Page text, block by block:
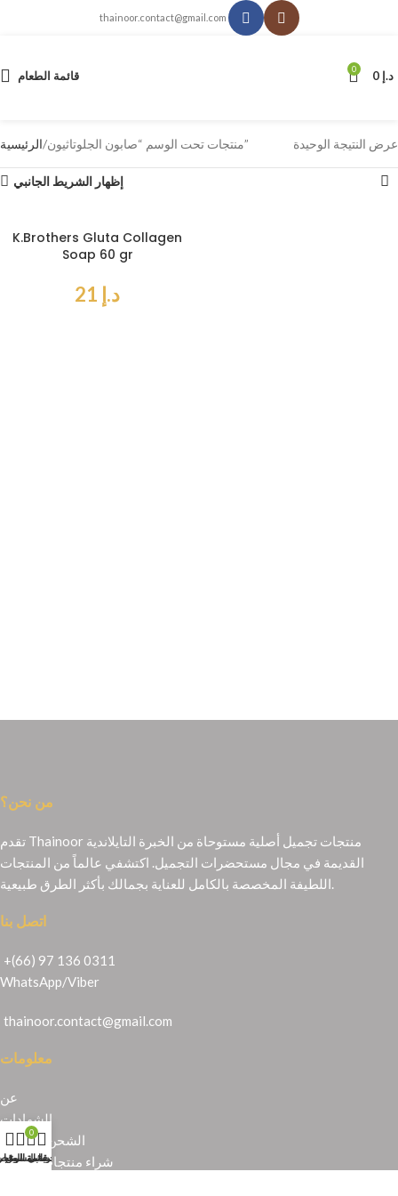
thainoor.contact@gmail.com
قائمة الطعام 0 د.إ
الرئيسية منتجات تحت الوسم “صابون الجلوتاثيون” عرض النتيجة الوحيدة
إظهار الشريط الجانبي
K.Brothers Gluta Collagen
Soap 60 gr
د.إ
من نحن؟
تقدم Thainoor منتجات تجميل أصلية مستوحاة من الخبرة التايلاندية
القديمة في مجال مستحضرات التجميل. اكتشفي عالماً من المنتجات
اتصل بنا
+(66) 97 136 0311
WhatsApp/Viber
thainoor.contact@gmail.com
معلومات
عن
الشهادات
الشحن والإرجاع
شراء منتجات تايلندية
قائمة
0
عربة التسوق
حسابي